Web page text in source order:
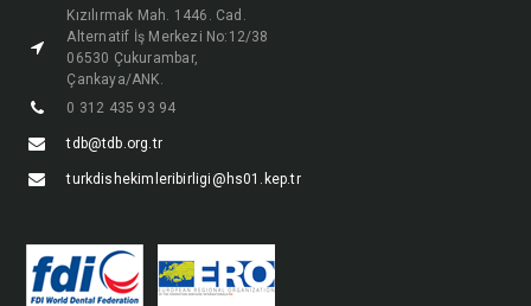
Kızılırmak Mah. 1446. Cad.
Alternatif İş Merkezi No:12/38
06530 Çukurambar,
Çankaya/ANK.
0 312 435 93 94
tdb@tdb.org.tr
turkdishekimleribirligi@hs01.kep.tr